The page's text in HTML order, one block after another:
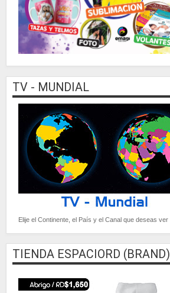
TV - MUNDIAL
Elije el Continente, el País y el Canal que deseas ver
TIENDA ESPACIORD (BRAND)